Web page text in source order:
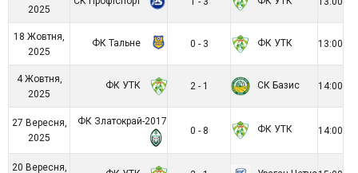
2025
18 Жовтня,
2025
ФК Тальне 0 - 3 ФК УТК 13:00
4 Жовтня,
2025
ФК УТК 2 - 1 СК Базис 14:00
27 Вересня,
2025
ФК Златокрай-2017
0 - 8
ФК УТК 14:00
20 Вересня,